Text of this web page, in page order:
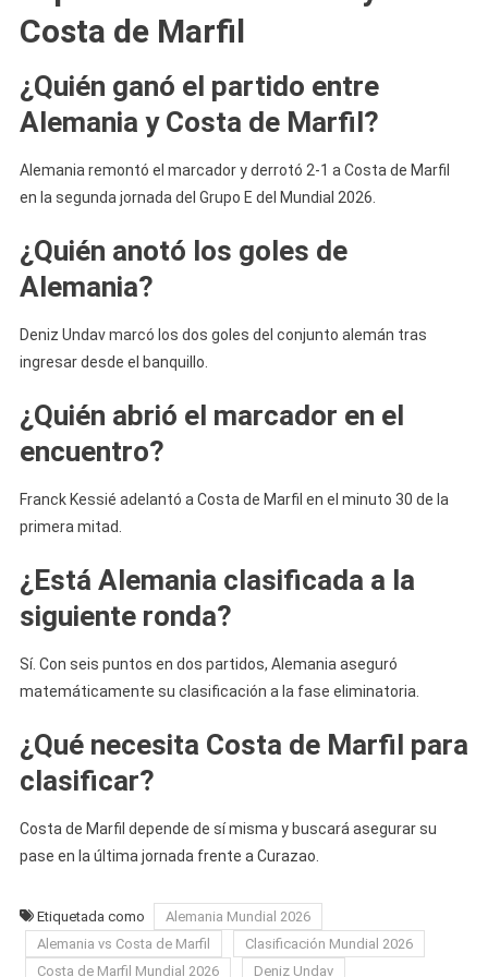
Costa de Marfil
¿Quién ganó el partido entre
Alemania y Costa de Marfil?
Alemania remontó el marcador y derrotó 2-1 a Costa de Marfil
en la segunda jornada del Grupo E del Mundial 2026.
¿Quién anotó los goles de
Alemania?
Deniz Undav marcó los dos goles del conjunto alemán tras
ingresar desde el banquillo.
¿Quién abrió el marcador en el
encuentro?
Franck Kessié adelantó a Costa de Marfil en el minuto 30 de la
primera mitad.
¿Está Alemania clasificada a la
siguiente ronda?
Sí. Con seis puntos en dos partidos, Alemania aseguró
matemáticamente su clasificación a la fase eliminatoria.
¿Qué necesita Costa de Marfil para
clasificar?
Costa de Marfil depende de sí misma y buscará asegurar su
pase en la última jornada frente a Curazao.
Etiquetada como
Alemania Mundial 2026
Alemania vs Costa de Marfil
Clasificación Mundial 2026
Costa de Marfil Mundial 2026
Deniz Undav